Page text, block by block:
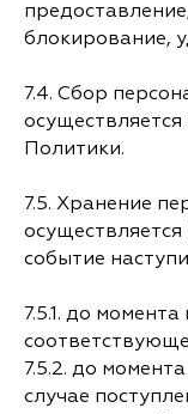
блокирование,
7.4. Сбор
осуществляется
Политики.
7.5. Хранение
осуществляется
событие
7.5.1. до
7.5.2. до
случае